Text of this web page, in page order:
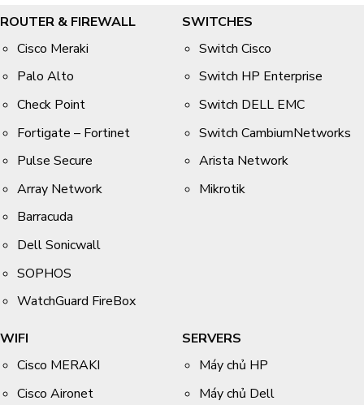
ROUTER & FIREWALL
Cisco Meraki
Palo Alto
Check Point
Fortigate – Fortinet
Pulse Secure
Array Network
Barracuda
Dell Sonicwall
SOPHOS
WatchGuard FireBox
SWITCHES
Switch Cisco
Switch HP Enterprise
Switch DELL EMC
Switch CambiumNetworks
Arista Network
Mikrotik
WIFI
Cisco MERAKI
Cisco Aironet
SERVERS
Máy chủ HP
Máy chủ Dell